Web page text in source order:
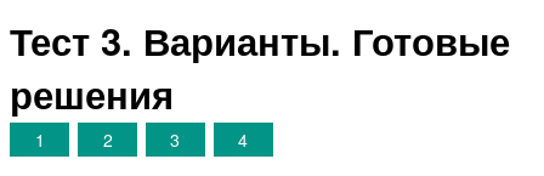
Тест 3. Варианты. Готовые
решения
1 2 3 4